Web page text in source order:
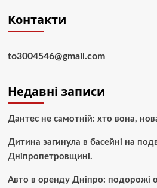
Контакти
to3004546@gmail.com
Недавні записи
Дантес не самотній: хто вона,
Дитина загинула в басейні на
Дніпропетровщині.
Авто в оренду Дніпро: подорожі